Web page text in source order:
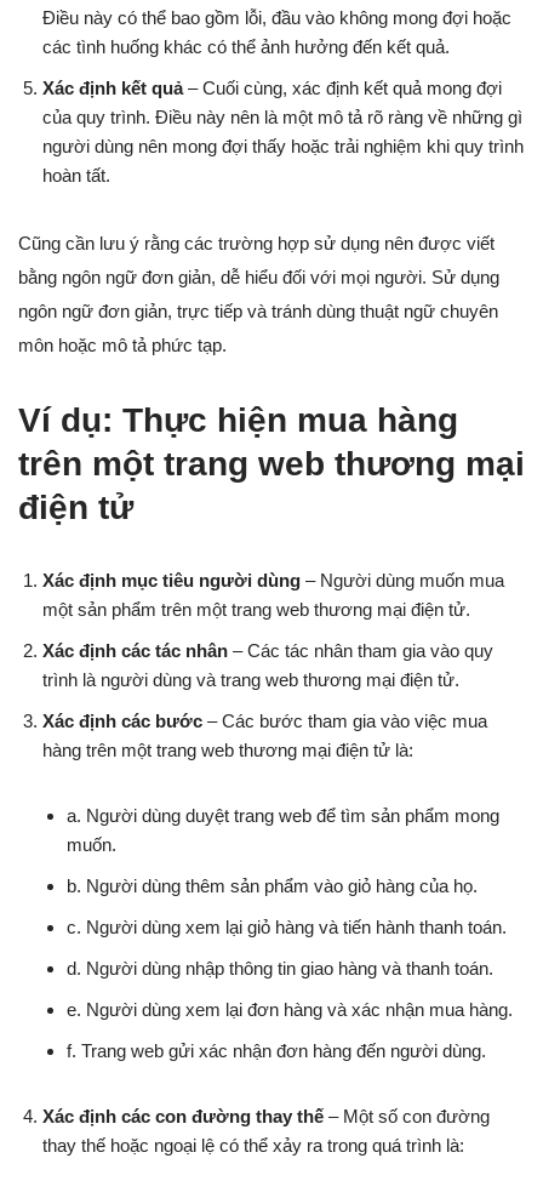
Điều này có thể bao gồm lỗi, đầu vào không mong đợi hoặc
các tình huống khác có thể ảnh hưởng đến kết quả.
Xác định kết quả– Cuối cùng, xác định kết quả mong đợi
của quy trình. Điều này nên là một mô tả rõ ràng về những gì
người dùng nên mong đợi thấy hoặc trải nghiệm khi quy trình
hoàn tất.
Cũng cần lưu ý rằng các trường hợp sử dụng nên được viết
bằng ngôn ngữ đơn giản, dễ hiểu đối với mọi người. Sử dụng
ngôn ngữ đơn giản, trực tiếp và tránh dùng thuật ngữ chuyên
môn hoặc mô tả phức tạp.
Ví dụ: Thực hiện mua hàng
trên một trang web thương mại
điện tử
Xác định mục tiêu người dùng – Người dùng muốn mua
một sản phẩm trên một trang web thương mại điện tử.
Xác định các tác nhân – Các tác nhân tham gia vào quy
trình là người dùng và trang web thương mại điện tử.
Xác định các bước – Các bước tham gia vào việc mua
hàng trên một trang web thương mại điện tử là:
a. Người dùng duyệt trang web để tìm sản phẩm mong
muốn.
b. Người dùng thêm sản phẩm vào giỏ hàng của họ.
c. Người dùng xem lại giỏ hàng và tiến hành thanh toán.
d. Người dùng nhập thông tin giao hàng và thanh toán.
e. Người dùng xem lại đơn hàng và xác nhận mua hàng.
f. Trang web gửi xác nhận đơn hàng đến người dùng.
Xác định các con đường thay thế – Một số con đường
thay thế hoặc ngoại lệ có thể xảy ra trong quá trình là: